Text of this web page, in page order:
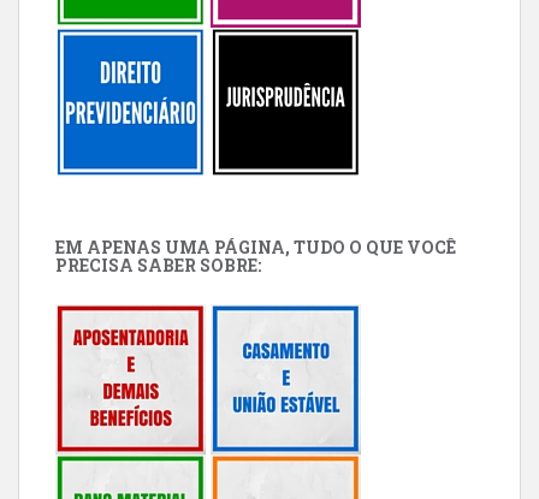
EM APENAS UMA PÁGINA, TUDO O QUE VOCÊ
PRECISA SABER SOBRE: